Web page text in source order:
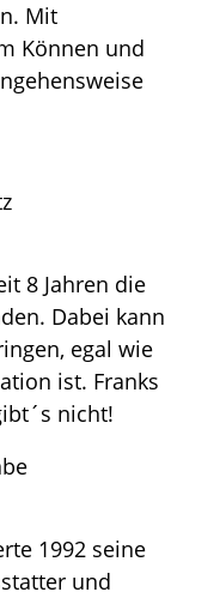
Mit
Können und
8 Jahren die
Dabei kann
egal wie
ist. Franks
nicht!
1992 seine
und